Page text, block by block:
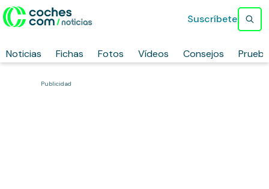
Noticias Fichas Fotos Vídeos Consejos
Suscríbete
Publicidad